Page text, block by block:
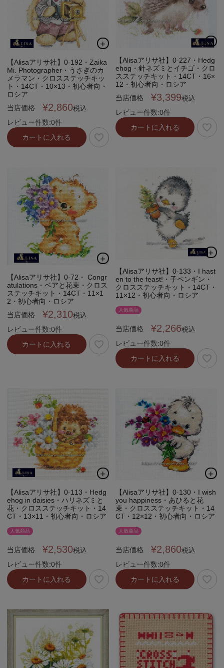
【Alisaアリサ社】0-192・Zaika
Mi. Photographer・うさぎのカ
メラマン・クロスステッチキッ
ト・14CT・10×13・初心者向・
ロシア
当店価格
¥2,860税込
レビュー件数:0件
カートに入れる
【Alisaアリサ社】0-227・Hedg
ehog・針ネズミとイチゴ・クロ
スステッチキット・14CT・16×
12・初心者向・ロシア
当店価格
¥3,399税込
レビュー件数:0件
カートに入れる
【Alisaアリサ社】0-72・ Congr
atulations・ベアと花束・クロス
ステッチキット・14CT・11×1
2・初心者向・ロシア
当店価格
¥2,310税込
レビュー件数:0件
カートに入れる
【Alisaアリサ社】0-133・I hast
en to the feast!・子ペンギン・
クロスステッチキット・14CT・
11×12・初心者向・ロシア
人気商品
当店価格 ¥2,266税込
レビュー件数:0件
カートに入れる
【Alisaアリサ社】0-113・Hedg
ehog in daisies・ハリネズミと
花・クロスステッチキット・14
CT・13×11・初心者向・ロシア
人気商品
当店価格 ¥2,530税込
レビュー件数:0件
カートに入れる
【Alisaアリサ社】0-130・I wish
you happiness・あひると花
束・クロスステッチキット・14
CT・12×12・初心者向・ロシア
人気商品
当店価格 ¥2,860税込
レビュー件数:0件
カートに入れる